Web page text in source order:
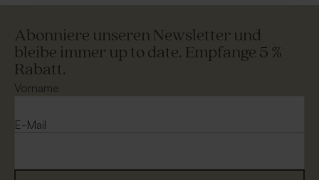
Abonniere unseren Newsletter und
bleibe immer up to date. Empfange 5 %
Rabatt.
Vorname
E-Mail